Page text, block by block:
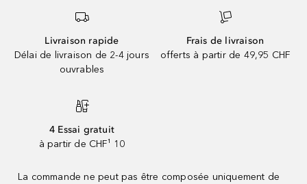
Livraison rapide
Délai de livraison de 2-4 jours
ouvrables
Frais de livraison
offerts à partir de 49,95 CHF
4 Essai gratuit
à partir de CHF¹ 10
La commande ne peut pas être composée uniquement de